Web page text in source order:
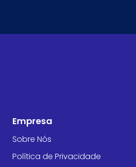
Empresa
Sobre Nós
Política de Privacidade